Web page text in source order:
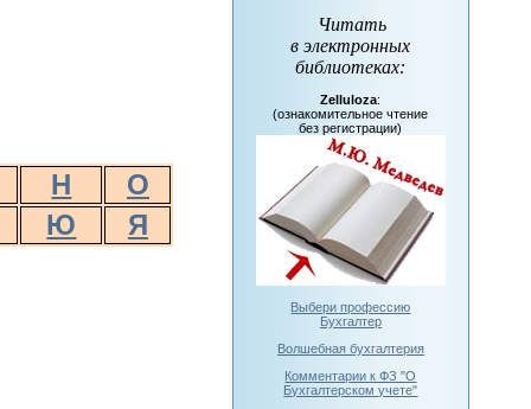
Н
О
Ю Я
Читать
в электронных
библиотеках:
Zelluloza:
(ознакомительное чтение
без регистрации)
Выбери профессию
Бухгалтер
Волшебная бухгалтерия
Комментарии к ФЗ "О
Бухгалтерском учете"